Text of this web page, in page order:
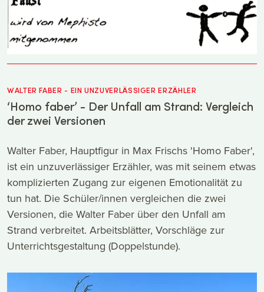
WALTER FABER - EIN UNZUVERLÄSSIGER ERZÄHLER
‘Homo faber’ - Der Unfall am Strand: Vergleich
der zwei Versionen
Walter Faber, Hauptfigur in Max Frischs 'Homo Faber',
ist ein unzuverlässiger Erzähler, was mit seinem etwas
komplizierten Zugang zur eigenen Emotionalität zu
tun hat. Die Schüler/innen vergleichen die zwei
Versionen, die Walter Faber über den Unfall am
Strand verbreitet. Arbeitsblätter, Vorschläge zur
Unterrichtsgestaltung (Doppelstunde).